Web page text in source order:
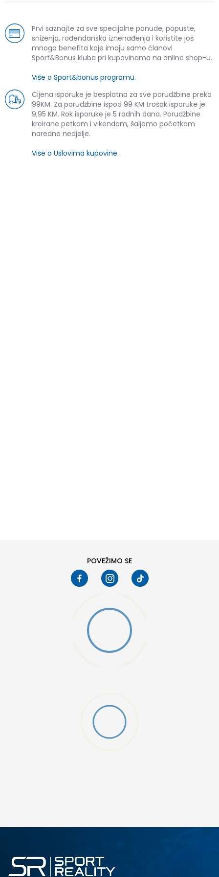
Prvi saznajte za sve specijalne ponude, popuste,
sniženja, rođendanska iznenađenja i koristite još
mnogo benefita koje imaju samo članovi
Sport&Bonus kluba pri kupovinama na online shop-u.
Više o Sport&bonus programu.
Cijena isporuke je besplatna za sve porudžbine preko
99KM. Za porudžbine ispod 99 KM trošak isporuke je
9,95 KM. Rok isporuke je 5 radnih dana. Porudžbine
kreirane petkom i vikendom, šaljemo početkom
naredne nedjelje.
Više o Uslovima kupovine.
POVEŽIMO SE